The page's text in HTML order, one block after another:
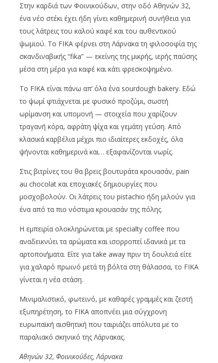
Στην καρδιά των Φοινικούδων, στην οδό Αθηνών 32,
ένα νέο στέκι έχει ήδη γίνει καθημερινή συνήθεια για
τους λάτρεις του καλού καφέ και του αυθεντικού
ψωμιού. Το FIKA φέρνει στη Λάρνακα τη φιλοσοφία της
σκανδιναβικής “fika” — εκείνης της μικρής, ιερής παύσης
μέσα στη μέρα για καφέ και κάτι φρεσκοψημένο.
Το FIKA είναι πάνω απ’ όλα ένα sourdough bakery. Εδώ
το ψωμί φτιάχνεται με φυσικό προζύμι, σωστή
ωρίμανση και υπομονή — στοιχεία που χαρίζουν
τραγανή κόρα, αφράτη ψίχα και γεμάτη γεύση. Από
κλασικά καρβέλια μέχρι πιο ιδιαίτερες εκδοχές, όλα
ψήνονται καθημερινά και… εξαφανίζονται νωρίς.
Στις βιτρίνες του θα βρεις βουτυράτα κρουασάν, pain
au chocolat και εποχιακές δημιουργίες που
μοσχοβολούν. Οι λάτρεις του pistachio ήδη μιλούν για
ένα από τα πιο νόστιμα κρουασάν της πόλης.
Η εμπειρία ολοκληρώνεται με specialty coffee που
αναδεικνύει τα αρώματα και ισορροπεί ιδανικά με τα
αρτοποιήματα. Είτε για take away πριν τη δουλειά είτε
για χαλαρό πρωινό μετά τη βόλτα στη θάλασσα, το FIKA
γίνεται η νέα στάση.
Μινιμαλιστικό, φωτεινό, με καθαρές γραμμές και ζεστή
εξυπηρέτηση, το FIKA αποπνέει μια σύγχρονη
ευρωπαϊκή αισθητική που ταιριάζει απόλυτα με το
παραλιακό σκηνικό της Λάρνακας.
Αθηνών 32, Φοινικούδες, Λάρνακα